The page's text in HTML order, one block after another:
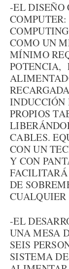
-EL DISEÑO
COMO UN
MÍNIMO
POTENCIA,
INDUCCIÓN
PROPIOS
CABLES.
CON UN
Y CON
FACILITARÁ
DE
-EL
UNA MESA
SEIS
SISTEMA